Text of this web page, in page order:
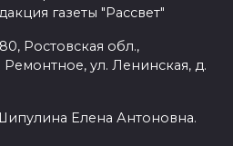
газеты "Рассвет"
Ростовская обл.,
ул. Ленинская, д.
Елена Антоновна.